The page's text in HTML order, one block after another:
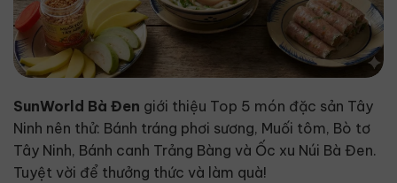
SunWorld Bà Đen giới thiệu Top 5 món đặc sản Tây
Ninh nên thử: Bánh tráng phơi sương, Muối tôm, Bò tơ
Tây Ninh, Bánh canh Trảng Bàng và Ốc xu Núi Bà Đen.
Tuyệt vời để thưởng thức và làm quà!